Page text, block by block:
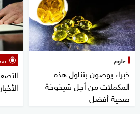
علوم
خبراء يوصون بتناول هذه
المكملات من أجل شيخوخة
صحية أفضل
الأخبار